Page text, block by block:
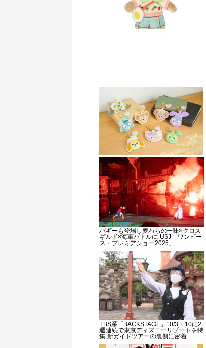
バギーも登場し麦わらの一味×クロス
ギルド×海軍バトルに USJ「ワンピー
ス・プレミアショー2025」
TBS系「BACKSTAGE」10/3・10に2
週連続で東京ディズニーリゾートを特
集 新ガイドツアーの裏側に密着